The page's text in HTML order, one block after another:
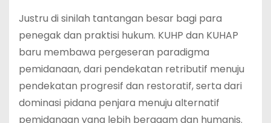
Justru di sinilah tantangan besar bagi para
penegak dan praktisi hukum. KUHP dan KUHAP
baru membawa pergeseran paradigma
pemidanaan, dari pendekatan retributif menuju
pendekatan progresif dan restoratif, serta dari
dominasi pidana penjara menuju alternatif
pemidanaan yang lebih beragam dan humanis.